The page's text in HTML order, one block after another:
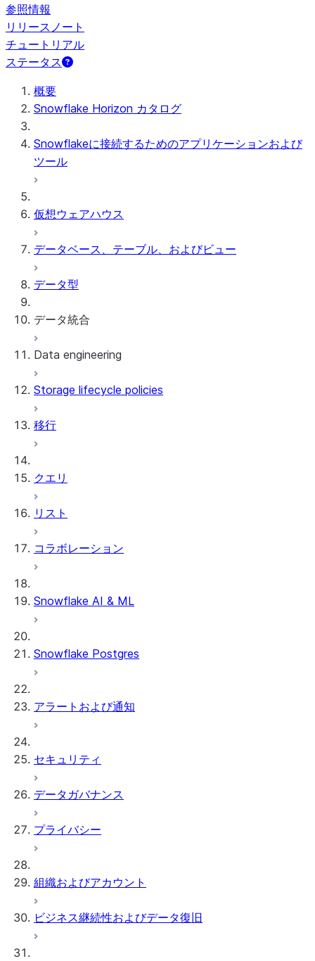
参照情報
リリースノート
チュートリアル
ステータス
概要
Snowflake Horizon カタログ
Snowflakeに接続するためのアプリケーションおよび
ツール
仮想ウェアハウス
データベース、テーブル、およびビュー
データ型
データ統合
Snowflake Openflow
Apache Iceberg™
Data engineering
データのロード
DCM Projects
Snowflakeでのdbtプロジェクト
Storage lifecycle policies
移行
クエリ
リスト
コラボレーション
Snowflake AI & ML
Snowflake Postgres
アラートおよび通知
セキュリティ
データガバナンス
プライバシー
組織およびアカウント
ビジネス継続性およびデータ復旧